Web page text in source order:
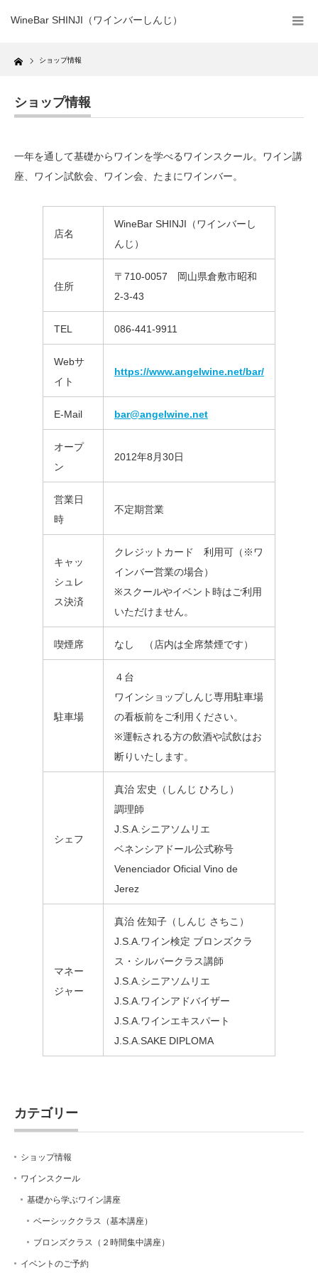
WineBar SHINJI（ワインバーしんじ）
Home ショップ情報
ショップ情報
一年を通して基礎からワインを学べるワインスクール。ワイン講
座、ワイン試飲会、ワイン会、たまにワインバー。
店名
WineBar SHINJI（ワインバーし
んじ）
住所
〒710-0057 岡山県倉敷市昭和
2-3-43
TEL 086-441-9911
Webサ
イト
https://www.angelwine.net/bar/
E-Mail bar@angelwine.net
オープ
ン
2012年8月30日
営業日
時
不定期営業
キャッ
シュレ
ス決済
クレジットカード 利用可（※ワ
インバー営業の場合）
※スクールやイベント時はご利用
いただけません。
喫煙席 なし （店内は全席禁煙です）
駐車場
４台
ワインショップしんじ専用駐車場
の看板前をご利用ください。
※運転される方の飲酒や試飲はお
断りいたします。
シェフ
真治 宏史（しんじ ひろし）
調理師
J.S.A.シニアソムリエ
ベネンシアドール公式称号
Venenciador Oficial Vino de
Jerez
マネー
ジャー
真治 佐知子（しんじ さちこ）
J.S.A.ワイン検定 ブロンズクラ
ス・シルバークラス講師
J.S.A.シニアソムリエ
J.S.A.ワインアドバイザー
J.S.A.ワインエキスパート
J.S.A.SAKE DIPLOMA
カテゴリー
ショップ情報
ワインスクール
基礎から学ぶワイン講座
ベーシッククラス（基本講座）
ブロンズクラス（２時間集中講座）
イベントのご予約